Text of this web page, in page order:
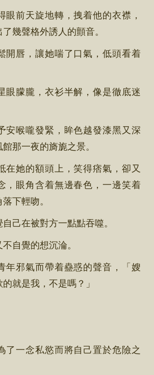
前天旋地轉，拽着他的衣襟，
幾聲格外誘人的顫音。
唇，讓她喘了口氣，低頭看着
朦朧，衣衫半解，像是徹底迷
喉嚨發緊，眸色越發漆黑又深
那一夜的旖旎之景。
她的額頭上，笑得痞氣，卻又
，眼角含着無邊春色，一邊笑着
下輕吻。
在被對方一點點吞噬。
覺的想沉淪。
邪氣而帶着蠱惑的聲音，「嫂
就是我，不是嗎？」
一念私慾而將自己置於危險之